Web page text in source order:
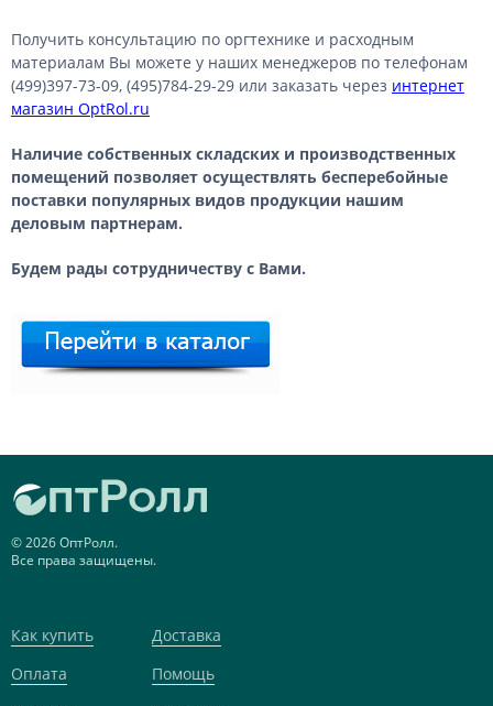
Получить консультацию по оргтехнике и расходным
материалам Вы можете у наших менеджеров по телефонам
(499)397-73-09, (495)784-29-29 или заказать через интернет
магазин OptRol.ru
Наличие собственных складских и производственных
помещений позволяет осуществлять бесперебойные
поставки популярных видов продукции нашим
деловым партнерам.
Будем рады сотрудничеству с Вами.
© 2026 ОптРолл.
Все права защищены.
Как купить
Доставка
Оплата
Помощь